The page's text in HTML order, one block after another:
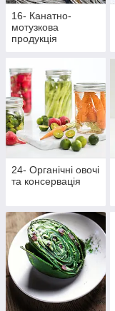
16- Канатно-
мотузкова
продукція
24- Органічні овочі
та консервація